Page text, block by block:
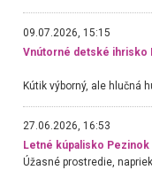
09.07.2026, 15:15
Vnútorné detské ihrisko
27.06.2026, 16:53
Letné kúpalisko Pezinok